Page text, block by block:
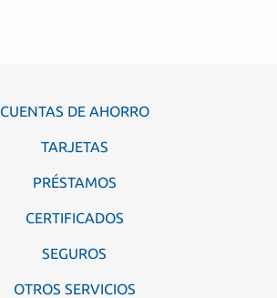
CUENTAS DE AHORRO
TARJETAS
PRÉSTAMOS
CERTIFICADOS
SEGUROS
OTROS SERVICIOS